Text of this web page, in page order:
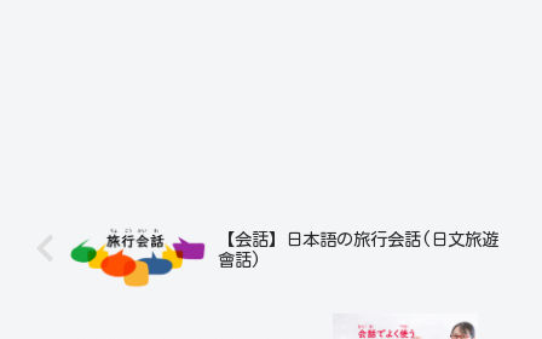
【会話】日本語の旅行会話(日文旅遊
會話)